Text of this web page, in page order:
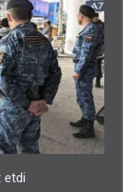
etdi